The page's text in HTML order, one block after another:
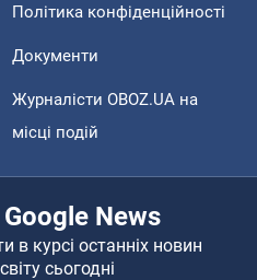
Політика конфіденційності
Документи
Журналісти OBOZ.UA на
місці подій
News
в курсі останніх новин
сьогодні